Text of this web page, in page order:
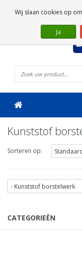
Kunststof
Sorteren op:
CATEGORIEËN
Wij slaan cookies op
Ja